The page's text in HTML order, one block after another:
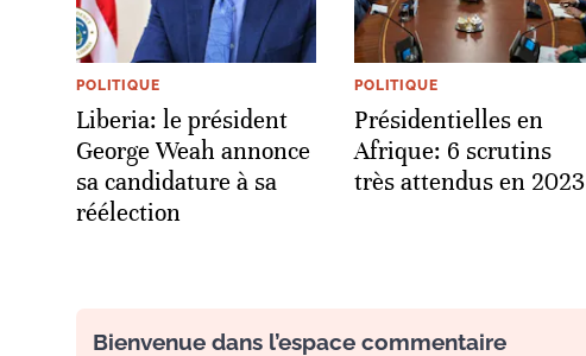
POLITIQUE
Liberia: le président
George Weah annonce
sa candidature à sa
réélection
POLITIQUE
Présidentielles en
Afrique: 6 scrutins
très attendus en 2023
Bienvenue dans l’espace commentaire